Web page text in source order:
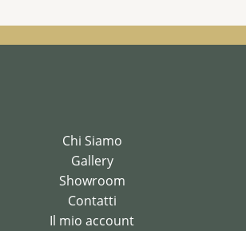
Chi Siamo
Gallery
Showroom
Contatti
Il mio account